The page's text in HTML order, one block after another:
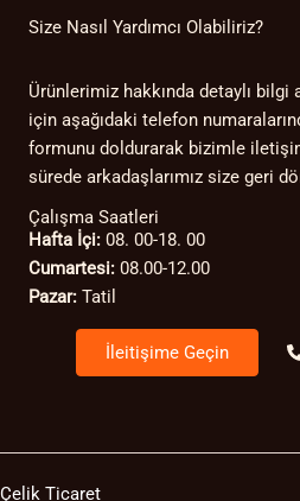
Size Nasıl Yardımcı Olabiliriz?
Ürünlerimiz hakkında detaylı
için aşağıdaki telefon
formunu doldurarak bizimle
sürede arkadaşlarımız size geri
Çalışma Saatleri
Hafta İçi: 08. 00-18. 00
Cumartesi: 08.00-12.00
Pazar: Tatil
İleitişime Geçin
Çelik Ticaret